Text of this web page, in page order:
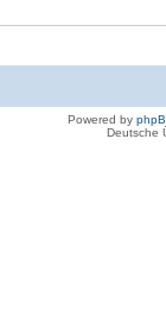
Powered by
Deutsche